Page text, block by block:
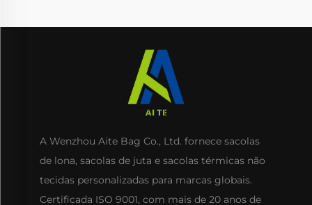
A Wenzhou Aite Bag Co., Ltd. fornece sacolas
de lona, sacolas de juta e sacolas térmicas não
tecidas personalizadas para marcas globais.
Certificada ISO 9001, com mais de 20 anos de